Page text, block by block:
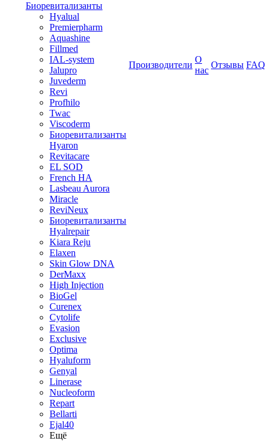
Биоревитализанты
Hyalual
Premierpharm
Aquashine
Fillmed
IAL-system
Jalupro
Juvederm
Revi
Profhilo
Twac
Viscoderm
Биоревитализанты
Hyaron
Revitacare
EL SOD
French HA
Lasbeau Aurora
Miracle
ReviNeux
Биоревитализанты
Hyalrepair
Kiara Reju
Elaxen
Skin Glow DNA
DerMaxx
High Injection
BioGel
Curenex
Cytolife
Evasion
Exclusive
Optima
Hyaluform
Genyal
Linerase
Nucleoform
Repart
Bellarti
Ejal40
Ещё
Производители
О
нас
Отзывы FAQ